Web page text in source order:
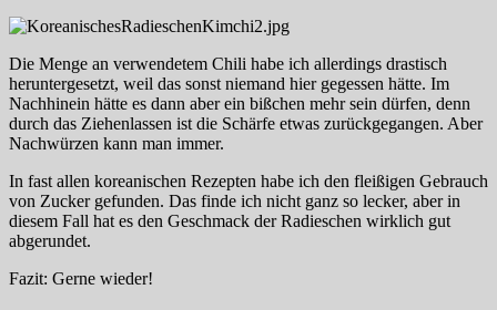
Die Menge an verwendetem Chili habe ich allerdings drastisch
heruntergesetzt, weil das sonst niemand hier gegessen hätte. Im
Nachhinein hätte es dann aber ein bißchen mehr sein dürfen, denn
durch das Ziehenlassen ist die Schärfe etwas zurückgegangen. Aber
Nachwürzen kann man immer.
In fast allen koreanischen Rezepten habe ich den fleißigen Gebrauch
von Zucker gefunden. Das finde ich nicht ganz so lecker, aber in
diesem Fall hat es den Geschmack der Radieschen wirklich gut
abgerundet.
Fazit: Gerne wieder!